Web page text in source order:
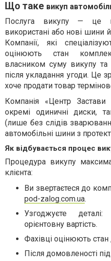
Що таке викуп
Послуга викупу — це
використані або нові шини
Компанії, які
оцінюють стан
власником суму викупу та
після укладання угоди. Це
хоче продати товар
Компанія «Центр
окремі одиничні диски,
(лише без слідів
автомобільні шини з
Як відбувається процес
Процедура викупу
клієнта:
Ви звертаєтеся до
pod-zalog.com.ua.
Узгоджуєте
орієнтовну вартість.
Фахівці оцінюють
Після домовленості